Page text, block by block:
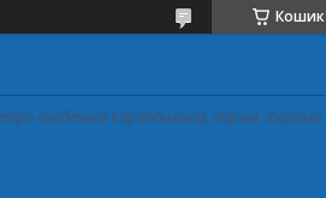
Кошик
Академіка Барабашова), Харків, Україна